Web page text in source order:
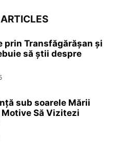
prin Transfăgărășan și
să știi despre
sub soarele Mării
Motive Să Vizitezi